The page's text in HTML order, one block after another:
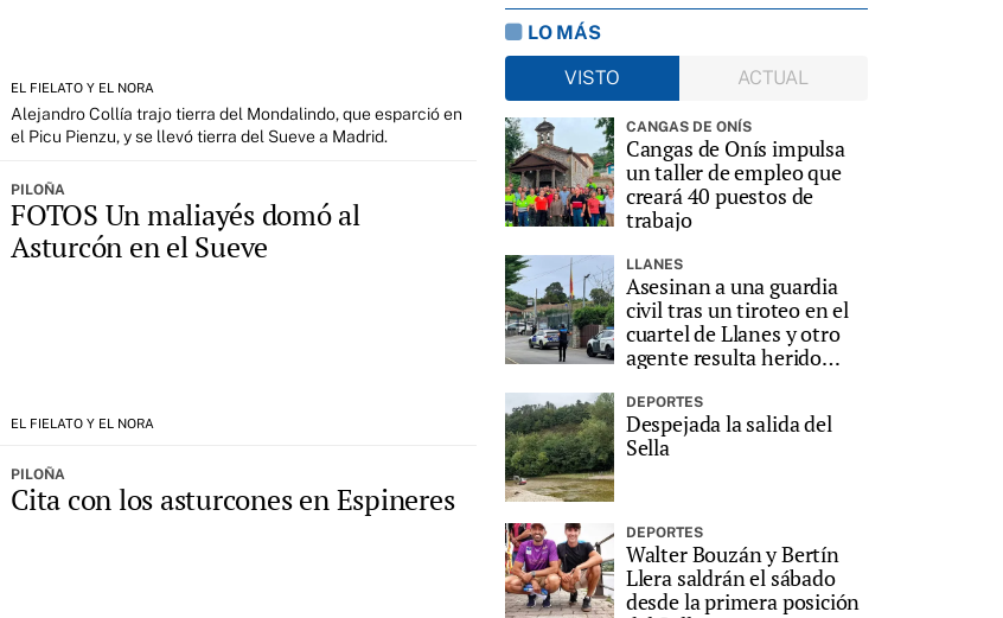
EL FIELATO Y EL NORA
Alejandro Collía trajo tierra del Mondalindo, que esparció en
el Picu Pienzu, y se llevó tierra del Sueve a Madrid.
PILOÑA
FOTOS Un maliayés domó al
Asturcón en el Sueve
EL FIELATO Y EL NORA
PILOÑA
Cita con los asturcones en Espineres
LO MÁS
VISTO
ACTUAL
CANGAS DE ONÍS
Cangas de Onís impulsa
un taller de empleo que
creará 40 puestos de
trabajo
LLANES
Asesinan a una guardia
civil tras un tiroteo en el
cuartel de Llanes y otro
agente resulta herido
DEPORTES
Despejada la salida del
Sella
DEPORTES
Walter Bouzán y Bertín
Llera saldrán el sábado
desde la primera posición